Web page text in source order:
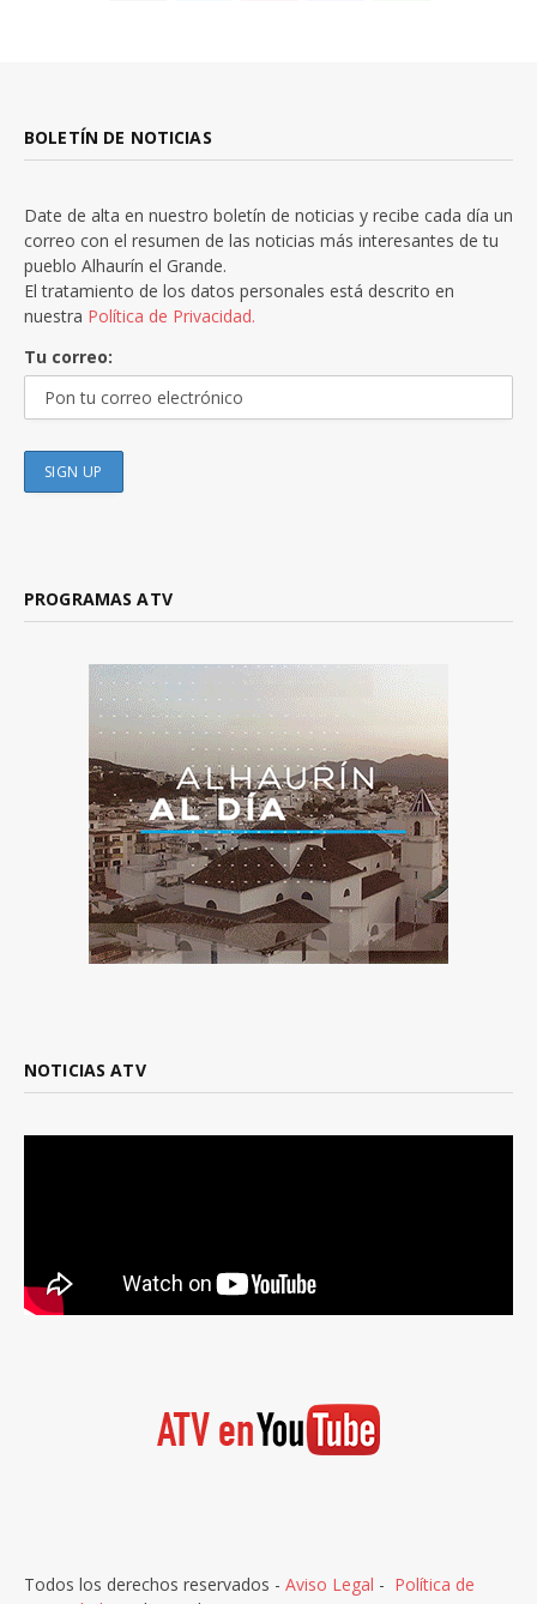
BOLETÍN DE NOTICIAS
Date de alta en nuestro boletín de noticias y recibe cada día un
correo con el resumen de las noticias más interesantes de tu
pueblo Alhaurín el Grande.
El tratamiento de los datos personales está descrito en
nuestra Política de Privacidad.
Tu correo:
PROGRAMAS ATV
NOTICIAS ATV
Todos los derechos reservados - Aviso Legal - Política de